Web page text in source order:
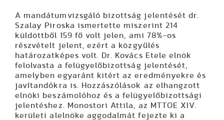
A mandátumvizsgáló bizottság jelentését dr.
Szalay Piroska ismertette miszerint 214
küldöttből 159 fő volt jelen, ami 78%-os
részvételt jelent, ezért a közgyűlés
határozatképes volt. Dr. Kovács Etele elnök
felolvasta a felügyelőbizottság jelentését,
amelyben egyaránt kitért az eredményekre és
javítandókra is. Hozzászólások az elhangzott
elnöki beszámolóhoz és a felügyelőbizottsági
jelentéshez. Monostori Attila,
az MTTOE XIV.
kerületi alelnöke aggodalmát fejezte ki a